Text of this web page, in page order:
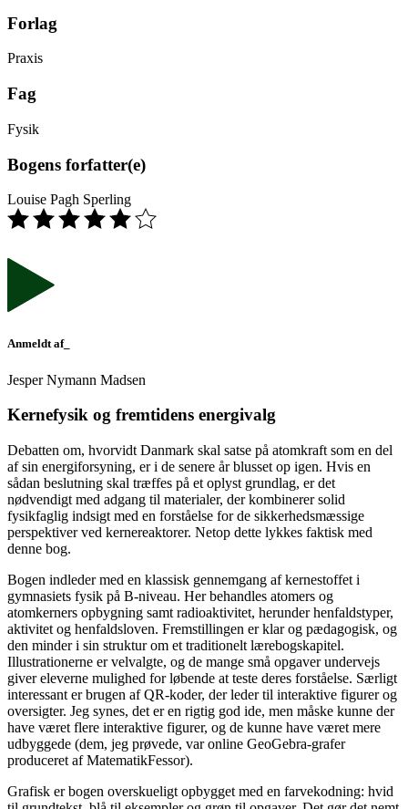
Forlag
Praxis
Fag
Fysik
Bogens forfatter(e)
Louise Pagh Sperling
Anmeldt af_
Jesper Nymann Madsen
Kernefysik og fremtidens energivalg
Debatten om, hvorvidt Danmark skal satse på atomkraft som en del
af sin energiforsyning, er i de senere år blusset op igen. Hvis en
sådan beslutning skal træffes på et oplyst grundlag, er det
nødvendigt med adgang til materialer, der kombinerer solid
fysikfaglig indsigt med en forståelse for de sikkerhedsmæssige
perspektiver ved kernereaktorer. Netop dette lykkes faktisk med
denne bog.
Bogen indleder med en klassisk gennemgang af kernestoffet i
gymnasiets fysik på B-niveau. Her behandles atomers og
atomkerners opbygning samt radioaktivitet, herunder henfaldstyper,
aktivitet og henfaldsloven. Fremstillingen er klar og pædagogisk, og
den minder i sin struktur om et traditionelt lærebogskapitel.
Illustrationerne er velvalgte, og de mange små opgaver undervejs
giver eleverne mulighed for løbende at teste deres forståelse. Særligt
interessant er brugen af QR-koder, der leder til interaktive figurer og
oversigter. Jeg synes, det er en rigtig god ide, men måske kunne der
have været flere interaktive figurer, og de kunne have været mere
udbyggede (dem, jeg prøvede, var online GeoGebra-grafer
produceret af MatematikFessor).
Grafisk er bogen overskueligt opbygget med en farvekodning: hvid